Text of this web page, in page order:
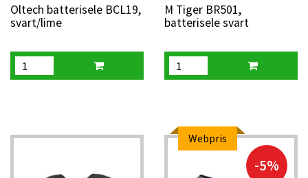
Oltech batterisele BCL19,
svart/lime
M Tiger BR501,
batterisele svart
Webpris
-5%